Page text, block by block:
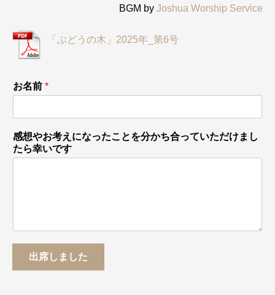
BGM by Joshua Worship Service
「ぶどうの木」2025年_第6号
お名前 *
感想やお考えになったことを分かち合っていただけまし
たら幸いです
出席しました